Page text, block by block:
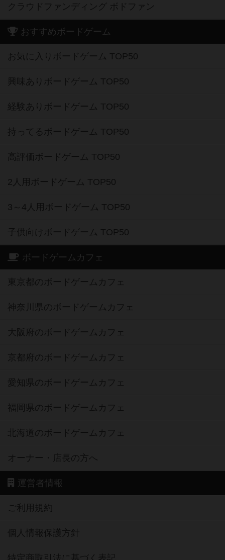
クラウドファンディング ボドファン
おすすめボードゲーム
お気に入りボードゲーム TOP50
興味ありボードゲーム TOP50
経験ありボードゲーム TOP50
持ってるボードゲーム TOP50
高評価ボードゲーム TOP50
2人用ボードゲーム TOP50
3～4人用ボードゲーム TOP50
子供向けボードゲーム TOP50
ボードゲームカフェ
東京都のボードゲームカフェ
神奈川県のボードゲームカフェ
大阪府のボードゲームカフェ
京都府のボードゲームカフェ
愛知県のボードゲームカフェ
福岡県のボードゲームカフェ
北海道のボードゲームカフェ
オーナー・店長の方へ
運営者情報
ご利用規約
個人情報保護方針